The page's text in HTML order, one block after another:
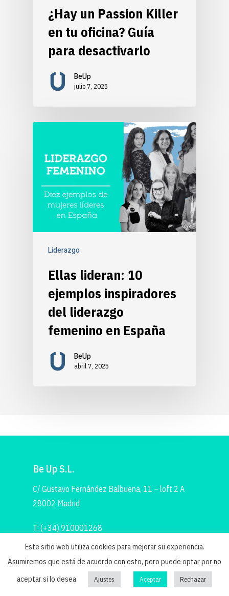
¿Hay un Passion Killer
en tu oficina? Guía
para desactivarlo
BeUp
julio 7, 2025
Liderazgo
Ellas lideran: 10
ejemplos inspiradores
del liderazgo
femenino en España
BeUp
abril 7, 2025
Be Up S.L.
C/ Gustavo Fernández Balbuena, 11 – loft 2 A
28002 Madrid
T: (+34) 910001268
E: info@be-up.es
Este sitio web utiliza cookies para mejorar su experiencia.
Asumiremos que está de acuerdo con esto, pero puede optar por no
aceptar si lo desea.
Ajustes Aceptar Rechazar